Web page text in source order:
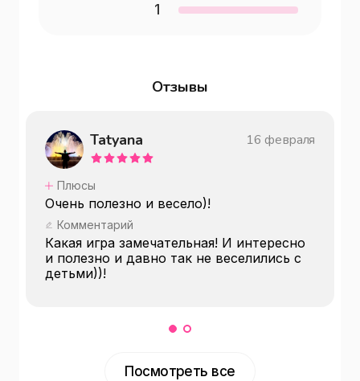
1
Отзывы
Tatyana 16 февраля
Плюсы
Очень полезно и весело)!
Комментарий
Какая игра замечательная! И интересно
и полезно и давно так не веселились с
детьми))!
Посмотреть все